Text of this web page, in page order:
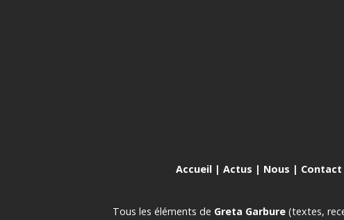
Accueil | Actus | Nous | Contact
Tous les éléments de Greta Garbure (textes,